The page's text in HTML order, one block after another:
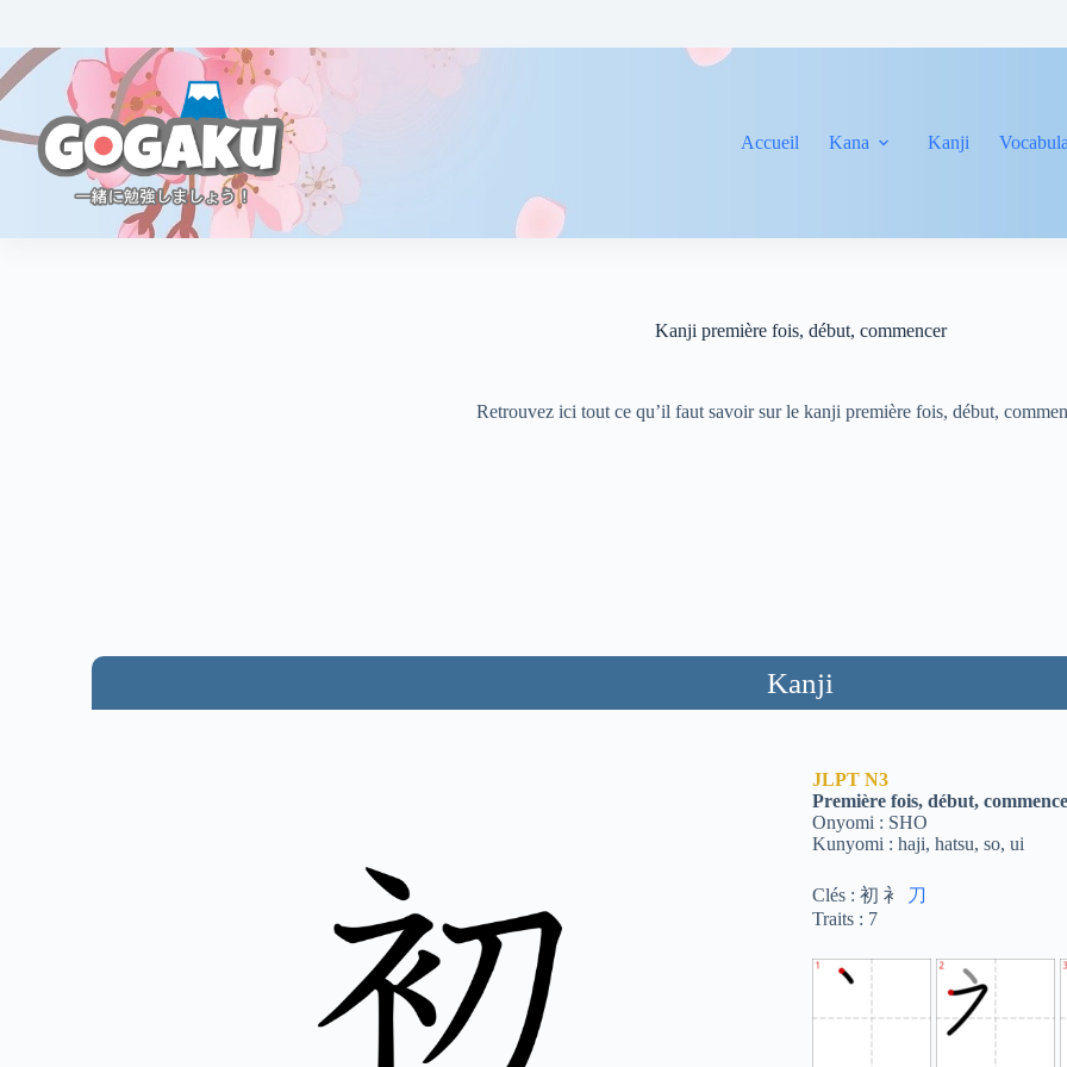
Accueil Kana Kanji
Kanji première fois, début, commencer
Retrouvez ici tout ce qu’il faut savoir sur le kanji première fois, début,
Kanji
JLPT N3
Première fois, début,
Onyomi : SHO
Kunyomi : haji, hatsu, so, ui
Clés : 初 衤
刀
Traits : 7